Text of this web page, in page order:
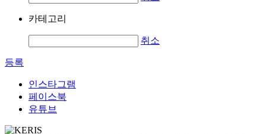
카테고리
취소
등록
인스타그램
페이스북
유튜브